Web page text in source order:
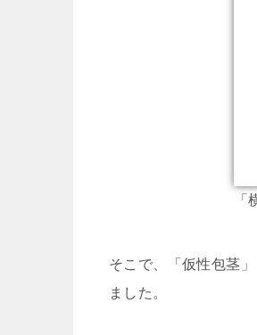
そこで、「仮性包茎
ました。